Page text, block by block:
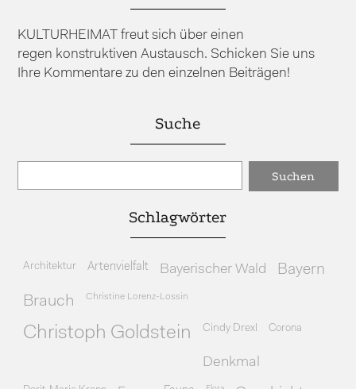
KULTURHEIMAT freut sich über einen
regen konstruktiven Austausch. Schicken Sie uns
Ihre Kommentare zu den einzelnen Beiträgen!
Suche
Schlagwörter
Architektur Artenvielfalt Bayerischer Wald Bayern
Brauch Christine Lorenz-Lossin
Christoph Goldstein Cindy Drexl Corona
Denkmal